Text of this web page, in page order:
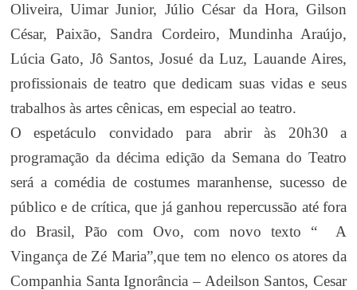
Oliveira, Uimar Junior, Júlio César da Hora, Gilson
César, Paixão, Sandra Cordeiro, Mundinha Araújo,
Lúcia Gato, Jô Santos, Josué da Luz, Lauande Aires,
profissionais de teatro que dedicam suas vidas e seus
trabalhos às artes cênicas, em especial ao teatro.
O espetáculo convidado para abrir às 20h30 a
programação da décima edição da Semana do Teatro
será a comédia de costumes maranhense, sucesso de
público e de crítica, que já ganhou repercussão até fora
do Brasil, Pão com Ovo, com novo texto “ A
Vingança de Zé Maria”,que tem no elenco os atores da
Companhia Santa Ignorância – Adeilson Santos, Cesar